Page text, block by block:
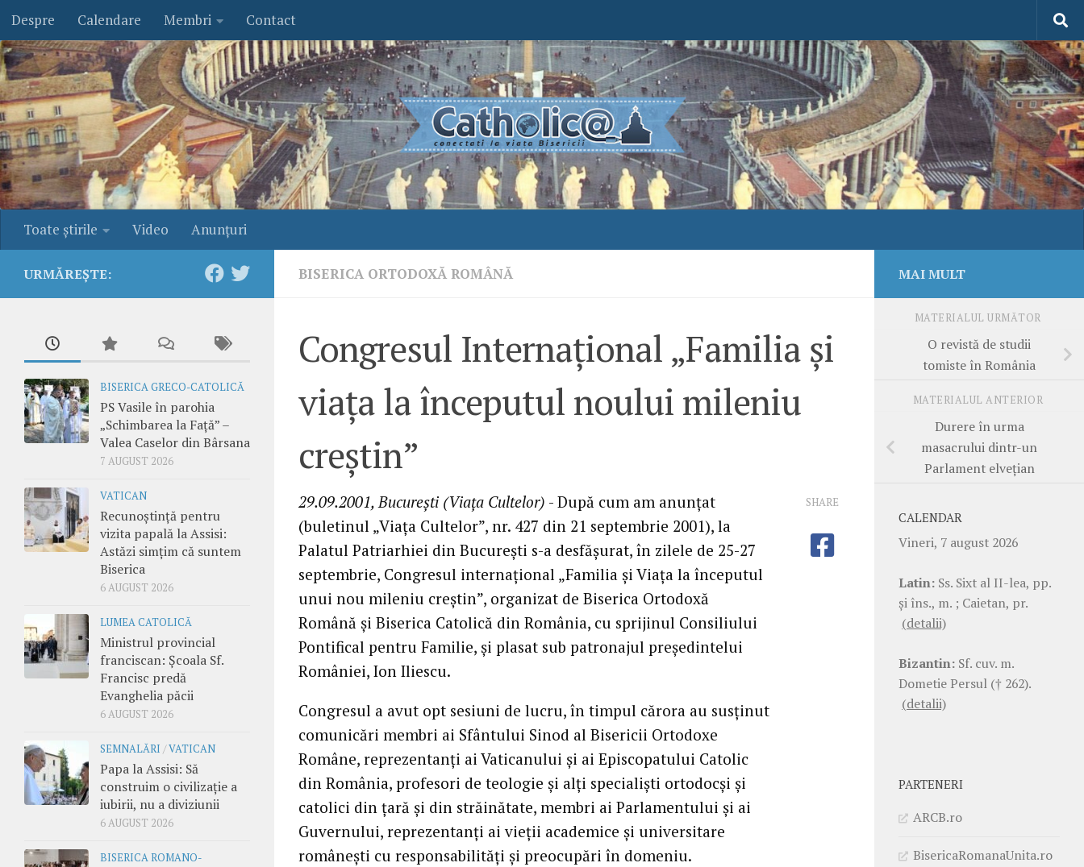
Skip to content
Despre Calendare Membri Contact
Toate ştirile Video Anunţuri
BISERICA ORTODOXĂ ROMÂNĂ
Congresul Internaţional „Familia şi
viaţa la începutul noului mileniu
creştin”
29.09.2001, Bucureşti (Viaţa Cultelor) - După cum am anunţat
(buletinul „Viaţa Cultelor”, nr. 427 din 21 septembrie 2001), la
Palatul Patriarhiei din Bucureşti s-a desfăşurat, în zilele de 25-27
septembrie, Congresul internaţional „Familia şi Viaţa la începutul
unui nou mileniu creştin”, organizat de Biserica Ortodoxă
Română şi Biserica Catolică din România, cu sprijinul Consiliului
Pontifical pentru Familie, şi plasat sub patronajul preşedintelui
României, Ion Iliescu.
Congresul a avut opt sesiuni de lucru, în timpul cărora au susţinut
comunicări membri ai Sfântului Sinod al Bisericii Ortodoxe
Române, reprezentanţi ai Vaticanului şi ai Episcopatului Catolic
din România, profesori de teologie şi alţi specialişti ortodocşi şi
catolici din ţară şi din străinătate, membri ai Parlamentului şi ai
Guvernului, reprezentanţi ai vieţii academice şi universitare
româneşti cu responsabilităţi şi preocupări în domeniu.
SHARE
URMĂREȘTE:
BISERICA GRECO-CATOLICĂ
PS Vasile în parohia
„Schimbarea la Față” –
Valea Caselor din Bârsana
7 AUGUST 2026
VATICAN
Recunoștință pentru
vizita papală la Assisi:
Astăzi simțim că suntem
Biserica
6 AUGUST 2026
LUMEA CATOLICĂ
Ministrul provincial
franciscan: Școala Sf.
Francisc predă
Evanghelia păcii
6 AUGUST 2026
SEMNALĂRI /VATICAN
Papa la Assisi: Să
construim o civilizație a
iubirii, nu a diviziunii
6 AUGUST 2026
BISERICA ROMANO-
MAI MULT
MATERIALUL URMĂTOR
O revistă de studii
tomiste în România
MATERIALUL ANTERIOR
Durere în urma
masacrului dintr-un
Parlament elveţian
CALENDAR
Vineri, 7 august 2026
Latin: Ss. Sixt al II-lea, pp.
şi îns., m. ; Caietan, pr.
(detalii)
Bizantin: Sf. cuv. m.
Dometie Persul († 262).
(detalii)
PARTENERI
ARCB.ro
BisericaRomanaUnita.ro